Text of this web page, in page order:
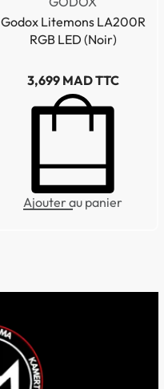
Godox Litemons LA200R
RGB LED (Noir)
3,699 MAD TTC
Ajouter au panier